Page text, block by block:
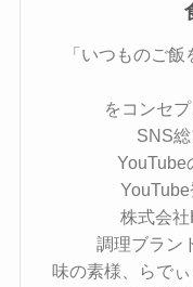
「いつものご
をコンセ
SNS
YouTube
YouTube
株式会
調理ブラン
味の素様、らで